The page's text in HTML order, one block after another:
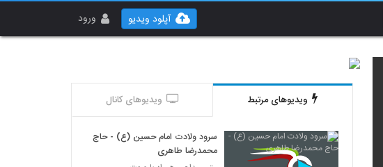
ورود آپلود ویدیو
ویدیوهای مرتبط ویدیوهای کانال
سرود ولادت امام حسین (ع) - حاج
محمدرضا طاهری